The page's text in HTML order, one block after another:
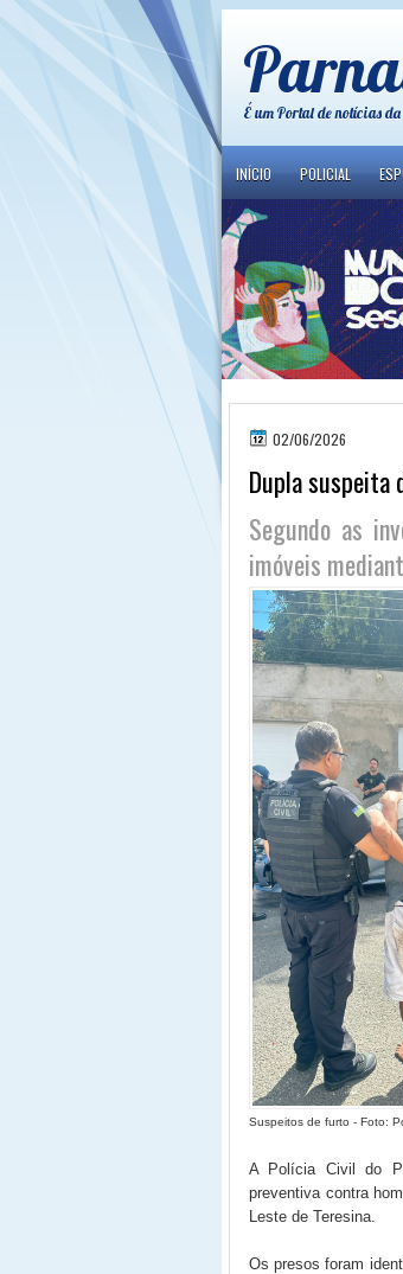
É um Portal de notícias
INÍCIO POLICIAL
02/06/2026
Dupla suspeita
Segundo as
imóveis
Suspeitos de furto - Foto:
A Polícia Civil do
preventiva contra
Leste de Teresina.
Os presos foram